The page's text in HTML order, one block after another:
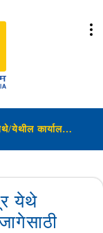
कोडुमुडी - मूलनूर - कोइम्बतूर येथे/येथील कार्यालय परिसर भाडेतत्त्वावर आवश्यक असल्याची जाहिरात
येथे